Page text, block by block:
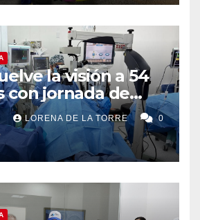
la visión a 54
con jornada de
cataratas en
Carmen
LORENA DE LA TORRE 0